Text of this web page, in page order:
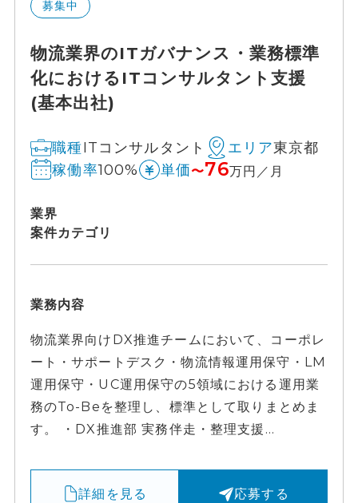
募集中
物流業界のITガバナンス・業務標準
化におけるITコンサルタント支援
(基本出社)
職種ITコンサルタント エリア東京都
稼働率100% 単価〜76万円／月
業界
案件カテゴリ
業務内容
物流業界向けDX推進チームにおいて、コーポレ
ート・サポートデスク・物流情報運用保守・LM
運用保守・UC運用保守の5領域における運用業
務のTo-Beを整理し、標準として取りまとめま
す。 ・DX推進部 実務伴走・整理支援...
詳細を見る 応募する